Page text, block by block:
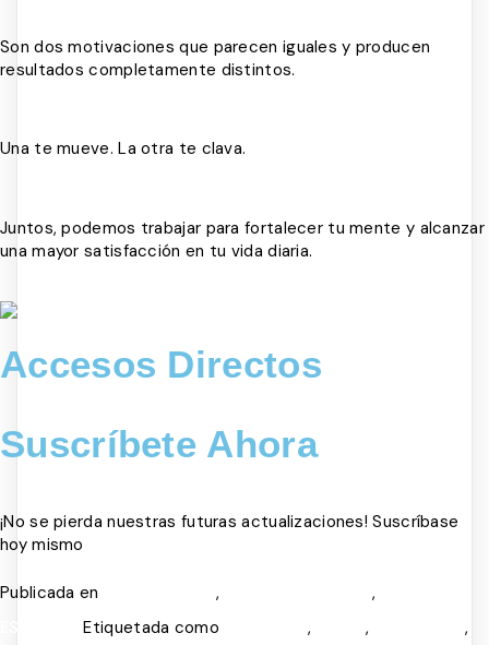
Son dos motivaciones que parecen iguales y producen
resultados completamente distintos.
Una te mueve. La otra te clava.
Juntos, podemos trabajar para fortalecer tu mente y alcanzar
una mayor satisfacción en tu vida diaria.
Accesos Directos
Suscríbete Ahora
¡No se pierda nuestras futuras actualizaciones! Suscríbase
hoy mismo
Publicada en , ,
Etiquetada como , , ,